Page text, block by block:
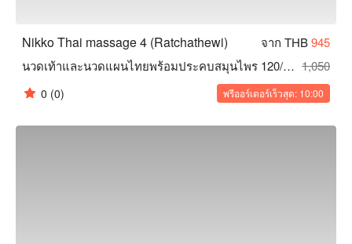
Nikko Thai massage 4 (Ratchathewi) จาก THB945
นวดเท้าและนวดแผนไทยพร้อมประคบสมุนไพร 120/150/180 นาที 1,050
0 (0) พรีออร์เดอร์เร็วสุด: 10:00